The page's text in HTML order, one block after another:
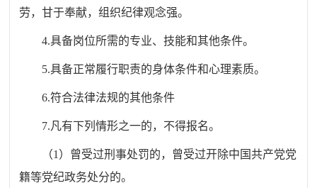
劳，甘于奉献，组织纪律观念强。
4.具备岗位所需的专业、技能和其他条件。
5.具备正常履行职责的身体条件和心理素质。
6.符合法律法规的其他条件
7.凡有下列情形之一的，不得报名。
（1 ）
曾受过刑事处罚的，曾受过开除中国共产党党
籍等党纪政务处分的。